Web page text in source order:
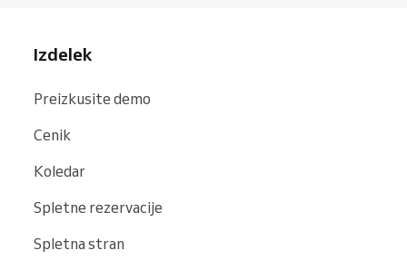
Izdelek
Preizkusite demo
Cenik
Koledar
Spletne rezervacije
Spletna stran